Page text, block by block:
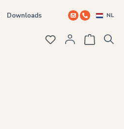
Downloads NL
Je hebt 0 items